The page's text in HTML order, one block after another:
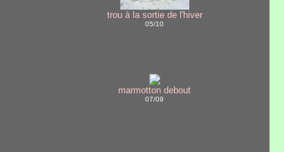
trou à la sortie de l'hiver
05/10
marmotton debout
07/09